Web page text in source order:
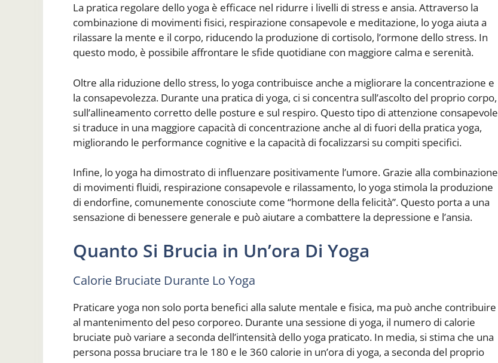
La pratica regolare dello yoga è efficace nel ridurre i livelli di stress e ansia. Attraverso la
combinazione di movimenti fisici, respirazione consapevole e meditazione, lo yoga aiuta a
rilassare la mente e il corpo, riducendo la produzione di cortisolo, l’ormone dello stress. In
questo modo, è possibile affrontare le sfide quotidiane con maggiore calma e serenità.
Oltre alla riduzione dello stress, lo yoga contribuisce anche a migliorare la concentrazione e
la consapevolezza. Durante una pratica di yoga, ci si concentra sull’ascolto del proprio corpo,
sull’allineamento corretto delle posture e sul respiro. Questo tipo di attenzione consapevole
si traduce in una maggiore capacità di concentrazione anche al di fuori della pratica yoga,
migliorando le performance cognitive e la capacità di focalizzarsi su compiti specifici.
Infine, lo yoga ha dimostrato di influenzare positivamente l’umore. Grazie alla combinazione
di movimenti fluidi, respirazione consapevole e rilassamento, lo yoga stimola la produzione
di endorfine, comunemente conosciute come “hormone della felicità”. Questo porta a una
sensazione di benessere generale e può aiutare a combattere la depressione e l’ansia.
Quanto Si Brucia in Un’ora Di Yoga
Calorie Bruciate Durante Lo Yoga
Praticare yoga non solo porta benefici alla salute mentale e fisica, ma può anche contribuire
al mantenimento del peso corporeo. Durante una sessione di yoga, il numero di calorie
bruciate può variare a seconda dell’intensità dello yoga praticato. In media, si stima che una
persona possa bruciare tra le 180 e le 360 calorie in un’ora di yoga, a seconda del proprio